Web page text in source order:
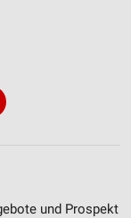
und Prospekt